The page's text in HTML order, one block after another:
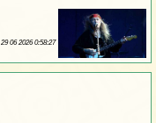
29 06 2026 0:58:27